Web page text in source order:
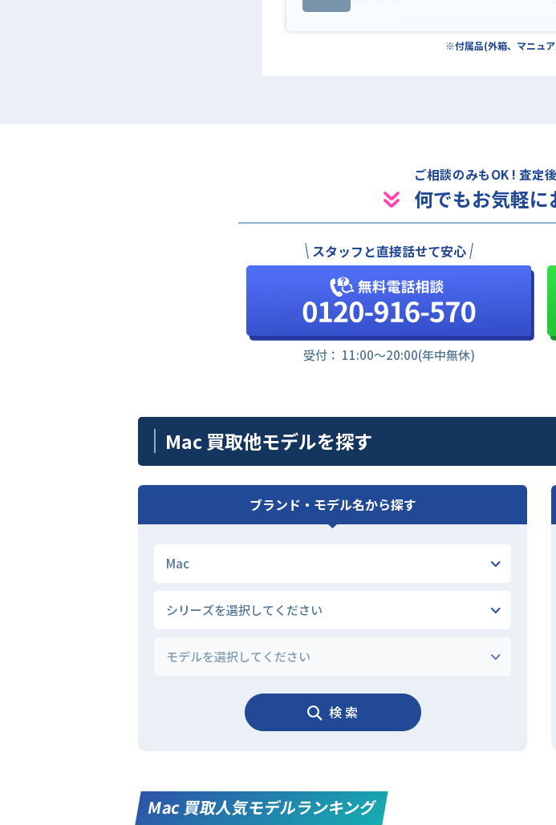
※付属品(外箱、マニュア
ご相談のみもOK ! 査定
何でもお気軽
スタッフと直接話せて安心
受付： 11:00〜20:00(年中無休)
Mac 買取他モデルを探す
ブランド・モデル名から探す
検 索
Mac 買取人気モデルランキング